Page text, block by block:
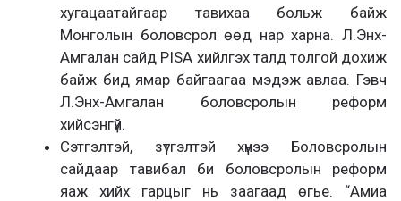
хугацаатайгаар тавихаа больж байж
Монголын боловсрол өөд нар харна. Л.Энх-
Амгалан сайд PISA хийлгэх талд толгой дохиж
байж бид ямар байгаагаа мэдэж авлаа. Гэвч
Л.Энх-Амгалан боловсролын реформ
хийсэнгүй.
Сэтгэлтэй, зүтгэлтэй хүнээ Боловсролын
сайдаар тавибал би боловсролын реформ
яаж хийх гарцыг нь заагаад өгье. “Амиа